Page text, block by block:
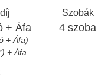
+ Áfa
+ Áfa)
+ Áfa
Szobák
4 szoba